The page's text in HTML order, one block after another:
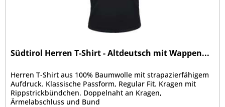
Südtirol Herren T-Shirt - Altdeutsch mit Wappen...
Herren T-Shirt aus 100% Baumwolle mit strapazierfähigem
Aufdruck. Klassische Passform, Regular Fit. Kragen mit
Rippstrickbündchen. Doppelnaht an Kragen,
Ärmelabschluss und Bund